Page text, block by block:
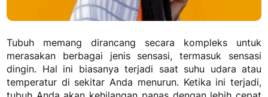
Tubuh memang dirancang secara kompleks untuk
merasakan berbagai jenis sensasi, termasuk sensasi
dingin. Hal ini biasanya terjadi saat suhu udara atau
temperatur di sekitar Anda menurun. Ketika ini terjadi,